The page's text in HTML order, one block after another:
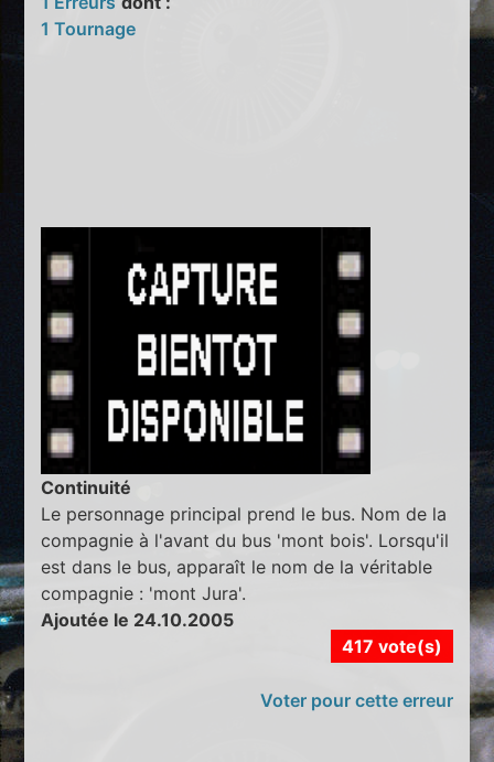
1 Tournage
Continuité
Le personnage principal prend le bus. Nom de la
compagnie à l'avant du bus 'mont bois'. Lorsqu'il
est dans le bus, apparaît le nom de la véritable
compagnie : 'mont Jura'.
Ajoutée le 24.10.2005
417 vote(s)
Voter pour cette erreur